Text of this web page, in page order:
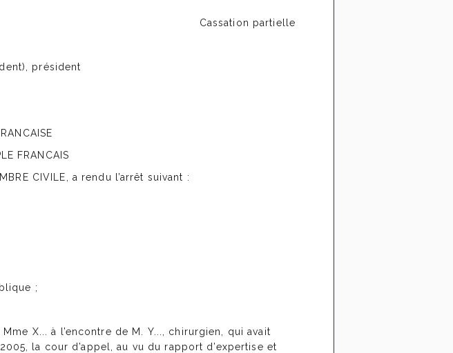
Cassation partielle
président
FRANCAIS
CIVILE, a rendu l’arrêt suivant :
;
X... à l’encontre de M. Y..., chirurgien, qui avait
la cour d’appel, au vu du rapport d’expertise et